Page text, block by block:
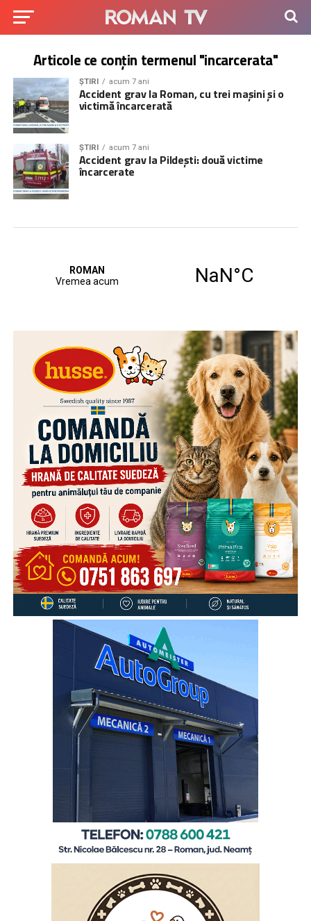
Articole ce conțin termenul "incarcerata"
ȘTIRI acum 7 ani
Accident grav la Roman, cu trei mașini și o
victimă încarcerată
ȘTIRI acum 7 ani
Accident grav la Pildești: două victime
încarcerate